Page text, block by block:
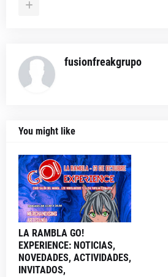
fusionfreakgrupo
You might like
LA RAMBLA GO!
EXPERIENCE: NOTICIAS,
NOVEDADES, ACTIVIDADES,
INVITADOS,